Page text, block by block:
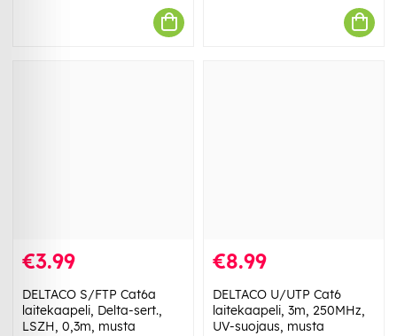
€3.99
DELTACO S/FTP Cat6a
laitekaapeli, Delta-sert.,
LSZH, 0,3m, musta
€8.99
DELTACO U/UTP Cat6
laitekaapeli, 3m, 250MHz,
UV-suojaus, musta